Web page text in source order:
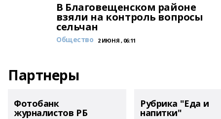
В Благовещенском районе
взяли на контроль вопросы
сельчан
Общество 2 ИЮНЯ , 06:11
Партнеры
Фотобанк
журналистов РБ
Рубрика "Еда и
напитки"